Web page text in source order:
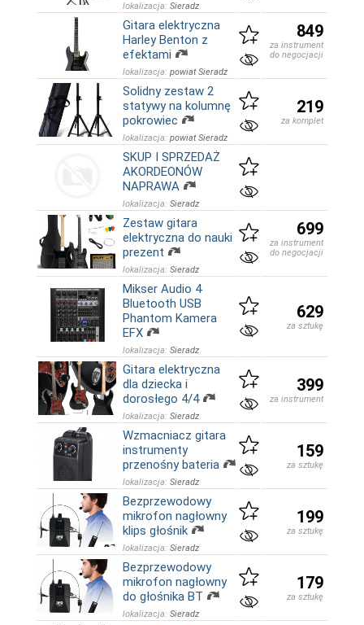
lokalizacja: Sieradz
Gitara elektryczna
Harley Benton z
efektami
lokalizacja: powiat Sieradz
849
za instrument
do negocjacji
Solidny zestaw 2
statywy na kolumnę
pokrowiec
lokalizacja: powiat Sieradz
219
za komplet
SKUP I SPRZEDAŻ
AKORDEONÓW
NAPRAWA
lokalizacja: Sieradz
Zestaw gitara
elektryczna do nauki
prezent
lokalizacja: Sieradz
699
za instrument
do negocjacji
Mikser Audio 4
Bluetooth USB
Phantom Kamera
EFX
lokalizacja: Sieradz
629
za sztukę
Gitara elektryczna
dla dziecka i
dorosłego 4/4
lokalizacja: Sieradz
399
za instrument
Wzmacniacz gitara
instrumenty
przenośny bateria
lokalizacja: Sieradz
159
za sztukę
Bezprzewodowy
mikrofon nagłowny
klips głośnik
lokalizacja: Sieradz
199
za sztukę
Bezprzewodowy
mikrofon nagłowny
do głośnika BT
lokalizacja: Sieradz
179
za sztukę